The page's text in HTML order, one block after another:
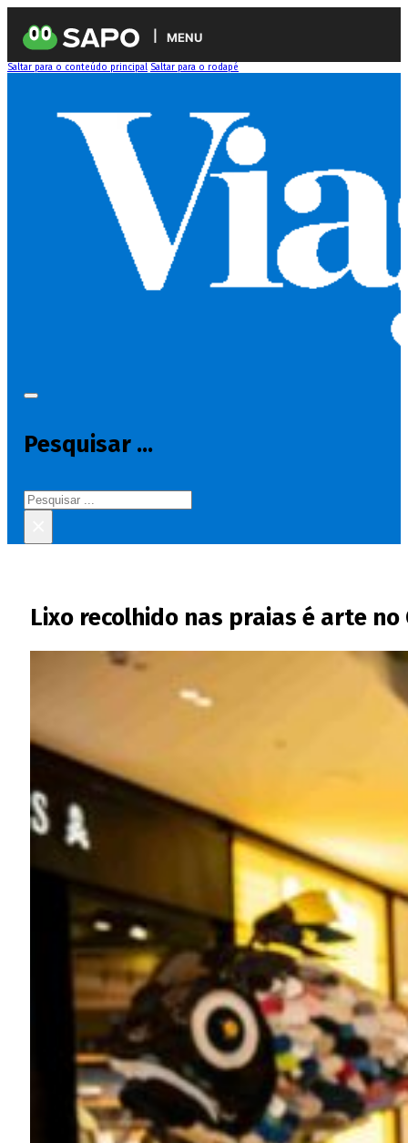
MENU
Saltar para o conteúdo principal Saltar para o rodapé
Pesquisar ...
Pesquisar
Lixo recolhido nas praias é arte no